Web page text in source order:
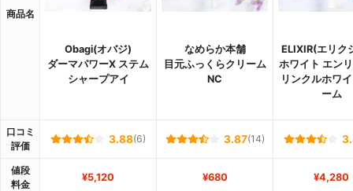
商品名
Obagi(オバジ)
ダーマパワーX ステム
シャープアイ
なめらか本舗
目元ふっくらクリーム
NC
ELIXIR(エリク
ホワイト エン
リンクルホワ
ーム
口コミ
評価
3.88(6) 3.87(14)
値段
料金
¥5,120 ¥680 ¥4,280